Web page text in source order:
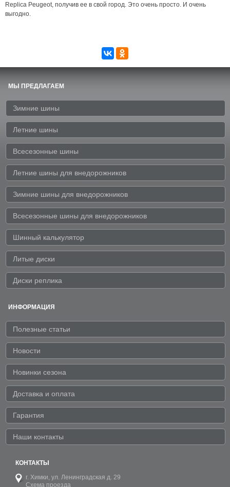
Replica Peugeot, получив ее в свой город. Это очень просто. И очень
выгодно.
МЫ ПРЕДЛАГАЕМ
Зимние шины
Летние шины
Всесезонные шины
Летние шины для внедорожников
Зимние шины для внедорожников
Всесезонные шины для внедорожников
Шинный калькулятор
Литые диски
Диски реплика
ИНФОРМАЦИЯ
Полезные статьи
Новости
Новинки сезона
Доставка и оплата
Гарантия
Наши контакты
КОНТАКТЫ
г. Химки, ул. Ленинградская д. 29
Схема проезда